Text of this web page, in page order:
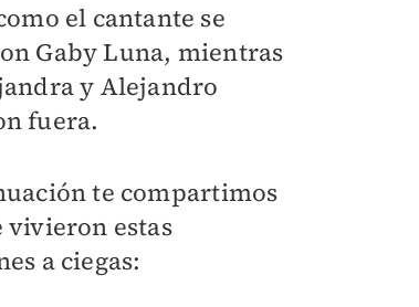
el cantante se
Gaby Luna, mientras
y Alejandro
fuera.
te compartimos
vivieron estas
a ciegas: